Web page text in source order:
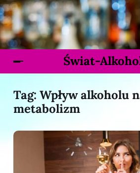
Świat-
Tag: Wpływ alkoholu
metabolizm